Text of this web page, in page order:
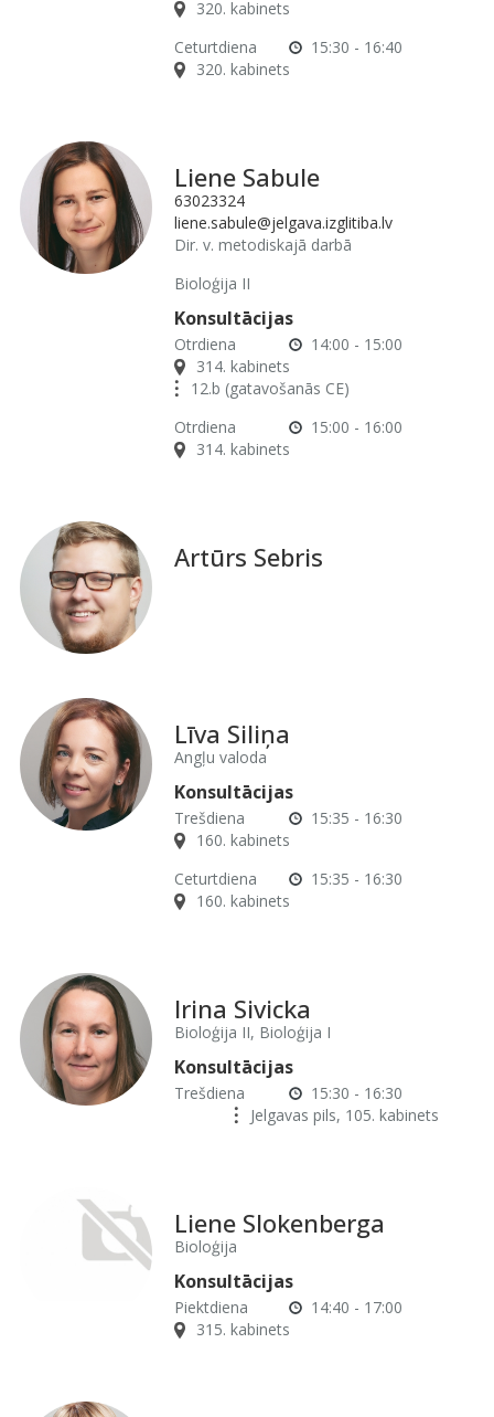
320. kabinets
Ceturtdiena
15:30 - 16:40
320. kabinets
Liene Sabule
63023324
liene.sabule@jelgava.izglitiba.lv
Dir. v. metodiskajā darbā
Bioloģija II
Konsultācijas
Otrdiena
14:00 - 15:00
314. kabinets
12.b (gatavošanās CE)
Otrdiena
15:00 - 16:00
314. kabinets
Artūrs Sebris
Līva Siliņa
Angļu valoda
Konsultācijas
Trešdiena
15:35 - 16:30
160. kabinets
Ceturtdiena
15:35 - 16:30
160. kabinets
Irina Sivicka
Bioloģija II, Bioloģija I
Konsultācijas
Trešdiena
15:30 - 16:30
Jelgavas pils, 105. kabinets
Liene Slokenberga
Bioloģija
Konsultācijas
Piektdiena
14:40 - 17:00
315. kabinets